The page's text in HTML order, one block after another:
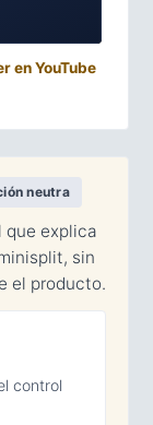
en YouTube
neutra
que explica
sin
el producto.
control